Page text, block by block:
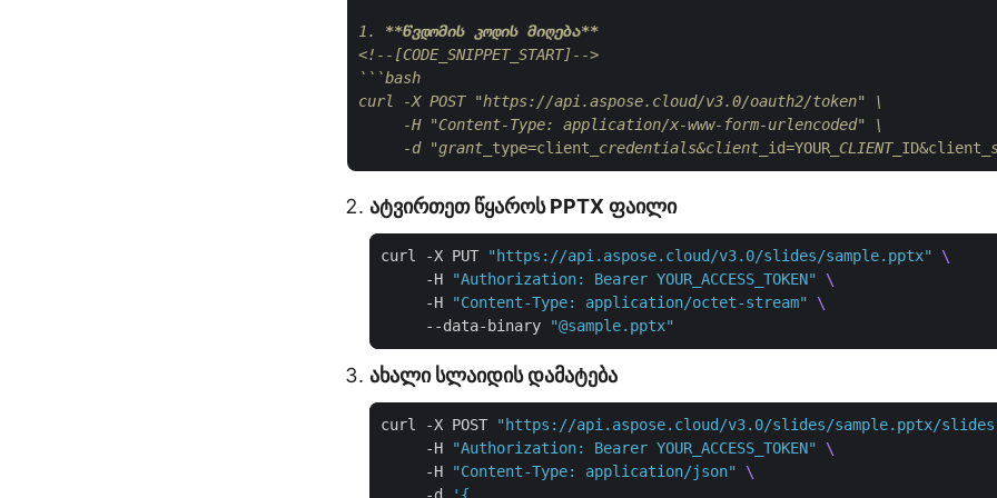
1. **წვდომის კოდის მიღება**
<!--[CODE_SNIPPET_START]-->
```bash
curl -X POST "https://api.aspose.cloud/v3.0/oauth2/token" \
     -H "Content-Type: application/x-www-form-urlencoded" \
     -d "grant_
type=client _credentials&client_ id=YOUR_CLIENT_ ID&client
ატვირთეთ წყაროს PPTX ფაილი
curl -X PUT "https://api.aspose.cloud/v3.0/slides/sample.pptx"
     -H
"Authorization: Bearer YOUR_ACCESS_TOKEN"
     -H
"Content-Type: application/octet-stream"
     --data-binary
"@sample.pptx"
ახალი სლაიდის დამატება
curl -X POST "https://api.aspose.cloud/v3.0/slides/sample.pptx/
     -H
"Authorization: Bearer YOUR_ACCESS_TOKEN"
     -H
"Content-Type: application/json"